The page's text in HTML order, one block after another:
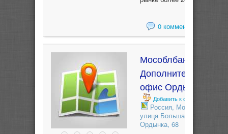
0 комментариев
Мособлбанк
Дополнительный
офис Ордынка
Добавить к сравнению
Россия, Москва,
улица Большая
Ордынка, 68